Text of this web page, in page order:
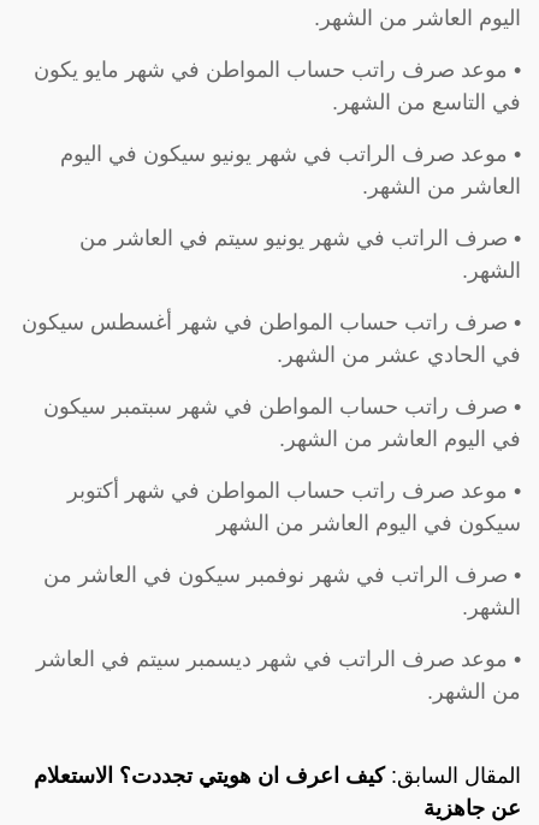
اليوم العاشر من الشهر.
• موعد صرف راتب حساب المواطن في شهر مايو يكون
في التاسع من الشهر.
• موعد صرف الراتب في شهر يونيو سيكون في اليوم
العاشر من الشهر.
• صرف الراتب في شهر يونيو سيتم في العاشر من
الشهر.
• صرف راتب حساب المواطن في شهر أغسطس سيكون
في الحادي عشر من الشهر.
• صرف راتب حساب المواطن في شهر سبتمبر سيكون
في اليوم العاشر من الشهر.
• موعد صرف راتب حساب المواطن في شهر أكتوبر
سيكون في اليوم العاشر من الشهر
• صرف الراتب في شهر نوفمبر سيكون في العاشر من
الشهر.
• موعد صرف الراتب في شهر ديسمبر سيتم في العاشر
من الشهر.
المقال السابق:كيف اعرف ان هويتي تجددت؟ الاستعلام
عن جاهزية